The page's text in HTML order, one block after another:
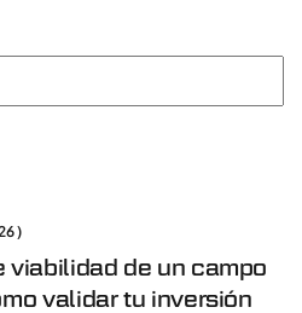
viabilidad de un campo
validar tu inversión